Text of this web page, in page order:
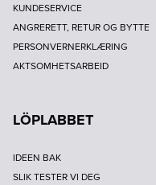
KUNDESERVICE
ANGRERETT, RETUR OG BYTTE
PERSONVERNERKLÆRING
AKTSOMHETSARBEID
LÖPLABBET
IDEEN BAK
SLIK TESTER VI DEG